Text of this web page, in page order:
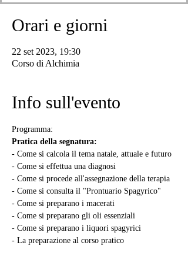
Orari e giorni
22 set 2023, 19:30
Corso di Alchimia
Info sull'evento
Programma:
Pratica della segnatura:
- Come si calcola il tema natale, attuale e futuro
- Come si effettua una diagnosi
- Come si procede all'assegnazione della terapia
- Come si consulta il "Prontuario Spagyrico"
- Come si preparano i macerati
- Come si preparano gli oli essenziali
- Come si preparano i liquori spagyrici
- La preparazione al corso pratico